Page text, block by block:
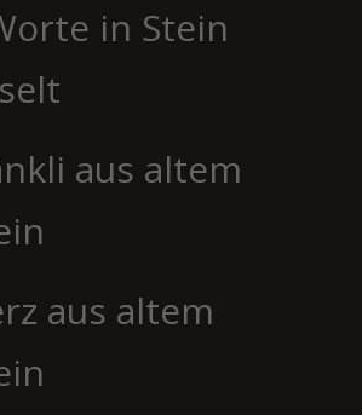
in Stein
aus altem
aus altem